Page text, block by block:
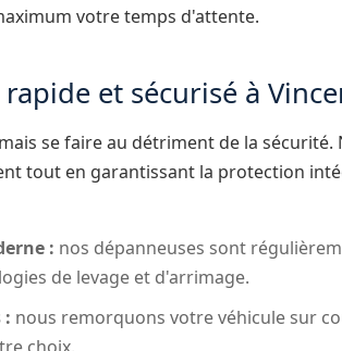
votre temps d'attente.
et sécurisé à
se faire au détriment de la
tout en garantissant la protection
: nos dépanneuses sont
de levage et d'arrimage.
: nous remorquons votre véhicule sur
choix.